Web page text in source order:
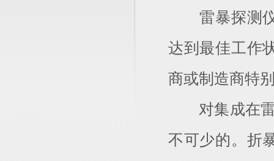
雷暴探测仪
达到最佳工作
商或制造商特
对集成在雷
不可少的。折